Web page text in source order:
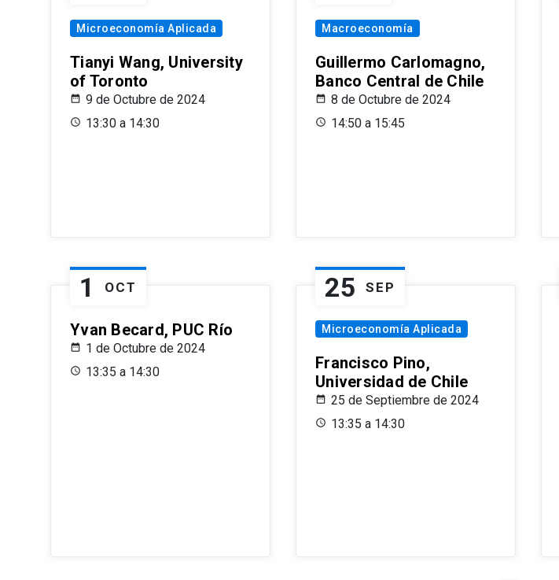
Microeconomía Aplicada
Tianyi Wang, University
of Toronto
9 de Octubre de 2024
13:30 a 14:30
Macroeconomía
Guillermo Carlomagno,
Banco Central de Chile
8 de Octubre de 2024
14:50 a 15:45
1 OCT
Yvan Becard, PUC Río
1 de Octubre de 2024
13:35 a 14:30
25 SEP
Microeconomía Aplicada
Francisco Pino,
Universidad de Chile
25 de Septiembre de 2024
13:35 a 14:30